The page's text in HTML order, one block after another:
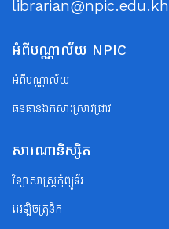
librarian@npic.edu.kh
អំពីបណ្ណាល័យ NPIC
អំពីបណ្ណាល័យ
ធនធានឯកសារស្រាវជ្រាវ
សារណានិស្សិត
វិទ្យាសាស្ត្រកុំព្យូទ័រ
អេឡិចត្រូនិក